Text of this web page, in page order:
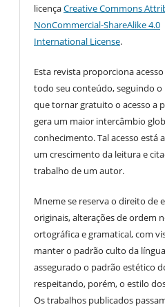
licençaCreative Commons
NonCommercial-ShareAlike 4.0
International License.
Esta revista proporciona
todo seu conteúdo, seguindo o
que tornar gratuito o acesso a
gera um maior intercâmbio
conhecimento. Tal acesso está
um crescimento da leitura e
trabalho de um autor.
Mneme se reserva o direito de
originais, alterações de ordem
ortográfica e gramatical, com
manter o padrão culto da
assegurado o padrão estético
respeitando, porém, o estilo
Os trabalhos publicados